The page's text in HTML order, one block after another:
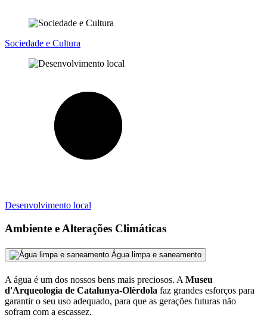
Sociedade e Cultura
Desenvolvimento local
Ambiente e Alterações Climáticas
Água limpa e saneamento
A água é um dos nossos bens mais preciosos. A Museu
d'Arqueologia de Catalunya-Olèrdola faz grandes esforços para
garantir o seu uso adequado, para que as gerações futuras não
sofram com a escassez.